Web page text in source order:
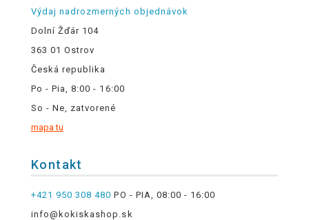
Výdaj nadrozmerných objednávok
Dolní Žďár 104
363 01 Ostrov
Česká republika
Po - Pia, 8:00 - 16:00
So - Ne, zatvorené
mapa tu
Kontakt
+421 950 308 480 PO - PIA, 08:00 - 16:00
info@kokiskashop.sk